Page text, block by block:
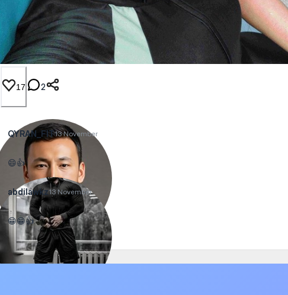
17 2
QYRAN_FIT13 November
😄👍
abdilawkz13 November
😁😁👍